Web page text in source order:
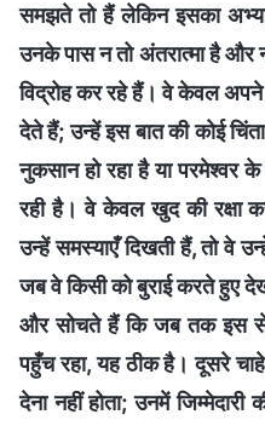
समझते तो हैं लेकिन इसका
उनके पास न तो अंतरात्मा है और
विद्रोह कर रहे हैं। वे केवल अपने
देते हैं; उन्हें इस बात की कोई
नुकसान हो रहा है या परमेश्वर
रही है। वे केवल खुद की रक्षा
उन्हें समस्याएँ दिखती हैं, तो वे
जब वे किसी को बुराई करते हुए
और सोचते हैं कि जब तक इस से
पहुँच रहा, यह ठीक है। दूसरे
देना नहीं होता; उनमें